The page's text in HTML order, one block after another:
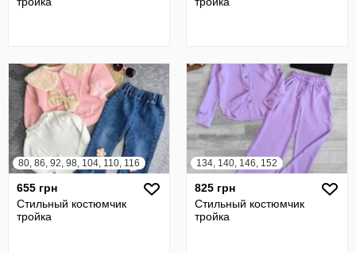
80, 86, 92, 98, 104, 110, 116
655 грн
Стильный костюмчик
тройка
134, 140, 146, 152
825 грн
Стильный костюмчик
тройка